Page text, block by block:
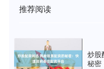
推荐阅读
炒股
秘密